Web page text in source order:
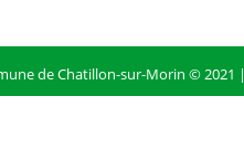
de Chatillon-sur-Morin © 2021 |